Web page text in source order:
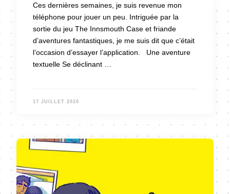
Ces dernières semaines, je suis revenue mon
téléphone pour jouer un peu. Intriguée par la
sortie du jeu The Innsmouth Case et friande
d’aventures fantastiques, je me suis dit que c’était
l’occasion d’essayer l’application. Une aventure
textuelle Se déclinant …
17 JUILLET 2020